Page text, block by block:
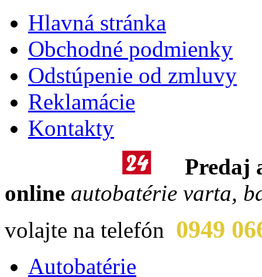
Hlavná stránka
Obchodné podmienky
Odstúpenie od zmluvy
Reklamácie
Kontakty
Predaj
online autobatérie varta,
volajte na telefón 0949
Autobatérie